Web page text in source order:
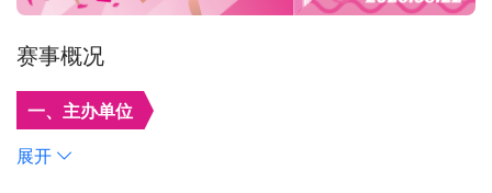
赛事概况
一、主办单位
无锡市人民政府
展开